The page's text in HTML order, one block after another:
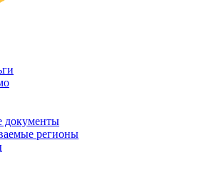
документы
регионы